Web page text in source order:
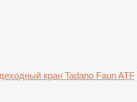
кран Tadano Faun ATF